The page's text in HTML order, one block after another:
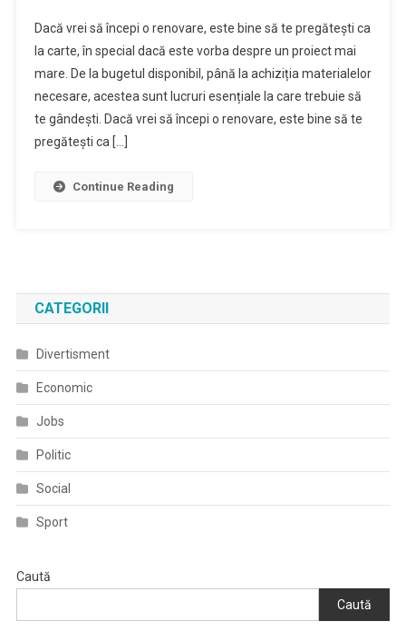
Dacă vrei să începi o renovare, este bine să te pregătești ca
la carte, în special dacă este vorba despre un proiect mai
mare. De la bugetul disponibil, până la achiziția materialelor
necesare, acestea sunt lucruri esențiale la care trebuie să
te gândești. Dacă vrei să începi o renovare, este bine să te
pregătești ca […]
Continue Reading
CATEGORII
Divertisment
Economic
Jobs
Politic
Social
Sport
Caută
Caută